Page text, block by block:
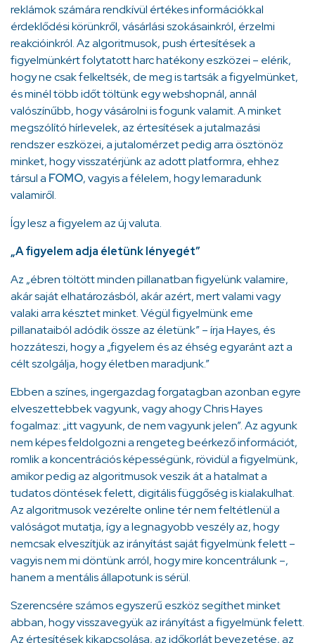
reklámok számára rendkívül értékes információkkal
érdeklődési körünkről, vásárlási szokásainkról, érzelmi
reakcióinkról. Az algoritmusok, push értesítések a
figyelmünkért folytatott harc hatékony eszközei – elérik,
hogy ne csak felkeltsék, de meg is tartsák a figyelmünket,
és minél több időt töltünk egy webshopnál, annál
valószínűbb, hogy vásárolni is fogunk valamit. A minket
megszólító hírlevelek, az értesítések a jutalmazási
rendszer eszközei, a jutalomérzet pedig arra ösztönöz
minket, hogy visszatérjünk az adott platformra, ehhez
társul a FOMO, vagyis a félelem, hogy lemaradunk
valamiről.
Így lesz a figyelem az új valuta.
„A figyelem adja életünk lényegét”
Az „ébren töltött minden pillanatban figyelünk valamire,
akár saját elhatározásból, akár azért, mert valami vagy
valaki arra késztet minket. Végül figyelmünk eme
pillanataiból adódik össze az életünk” – írja Hayes, és
hozzáteszi, hogy a „figyelem és az éhség egyaránt azt a
célt szolgálja, hogy életben maradjunk.”
Ebben a színes, ingergazdag forgatagban azonban egyre
elveszettebbek vagyunk, vagy ahogy Chris Hayes
fogalmaz: „itt vagyunk, de nem vagyunk jelen”. Az agyunk
nem képes feldolgozni a rengeteg beérkező információt,
romlik a koncentrációs képességünk, rövidül a figyelmünk,
amikor pedig az algoritmusok veszik át a hatalmat a
tudatos döntések felett, digitális függőség is kialakulhat.
Az algoritmusok vezérelte online tér nem feltétlenül a
valóságot mutatja, így a legnagyobb veszély az, hogy
nemcsak elveszítjük az irányítást saját figyelmünk felett –
vagyis nem mi döntünk arról, hogy mire koncentrálunk –,
hanem a mentális állapotunk is sérül.
Szerencsére számos egyszerű eszköz segíthet minket
abban, hogy visszavegyük az irányítást a figyelmünk felett.
Az értesítések kikapcsolása, az időkorlát bevezetése, az